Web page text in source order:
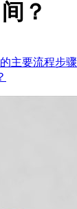
间？
主要流程步骤